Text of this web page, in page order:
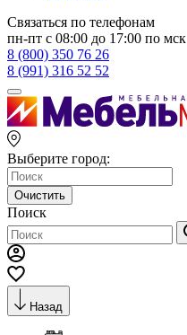
Связаться по телефонам
пн-пт с 08:00 до 17:00 по мск
8 (800) 350 76 26
8 (991) 316 52 52
Выберите город:
Очистить
Поиск
Назад